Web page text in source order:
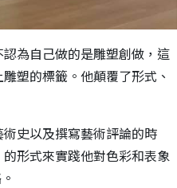
為自己做的是雕塑創做，這
塑的標籤。他顛覆了形式、
史以及撰寫藝術評論的時
形式來實踐他對色彩和表象